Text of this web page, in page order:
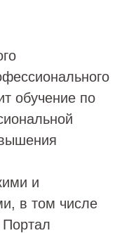
обучение по
и
в том числе